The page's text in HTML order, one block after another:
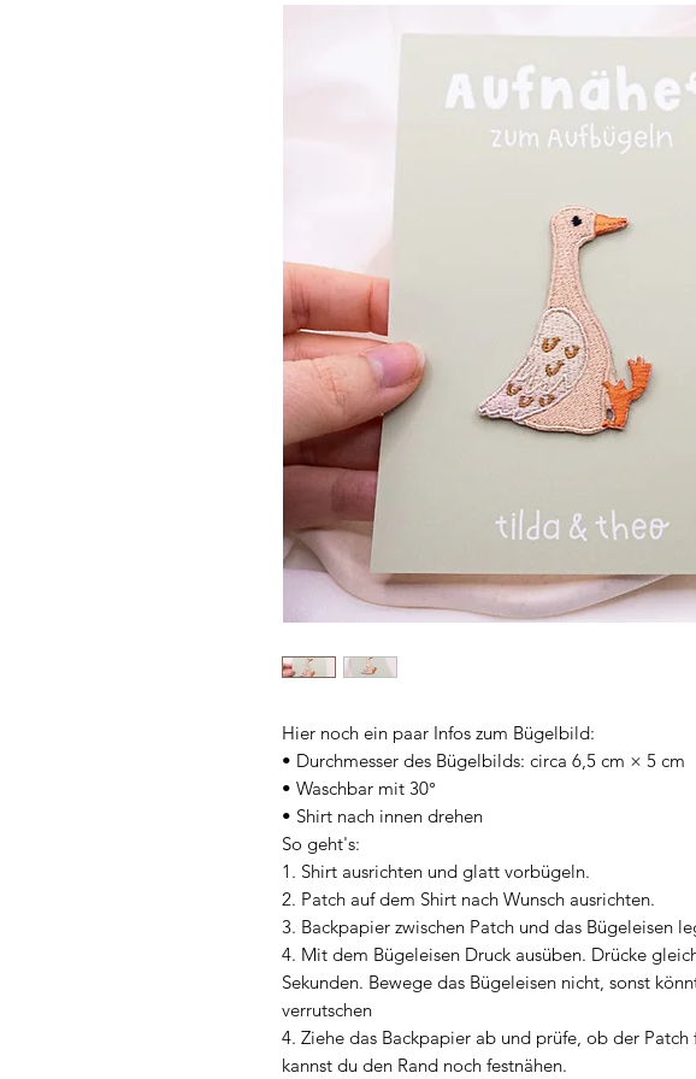
Hier noch ein paar Infos zum Bügelbild:
• Durchmesser des Bügelbilds: circa 6,5 cm × 5 cm
• Waschbar mit 30°
• Shirt nach innen drehen
So geht's:
1. Shirt ausrichten und glatt vorbügeln.
2. Patch auf dem Shirt nach Wunsch ausrichten.
3. Backpapier zwischen Patch und das Bügeleisen
4. Mit dem Bügeleisen Druck ausüben. Drücke
Sekunden. Bewege das Bügeleisen nicht, sonst
verrutschen
4. Ziehe das Backpapier ab und prüfe, ob der Patch
kannst du den Rand noch festnähen.